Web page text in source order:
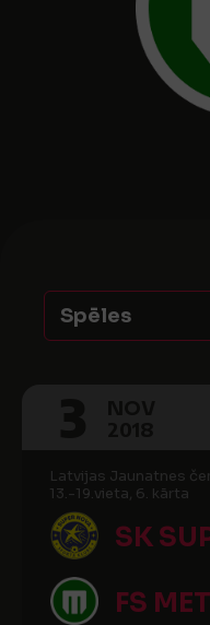
Spēles
Latvijas Jaunatnes
13.-19.vieta, 6. kārta
SK
FS